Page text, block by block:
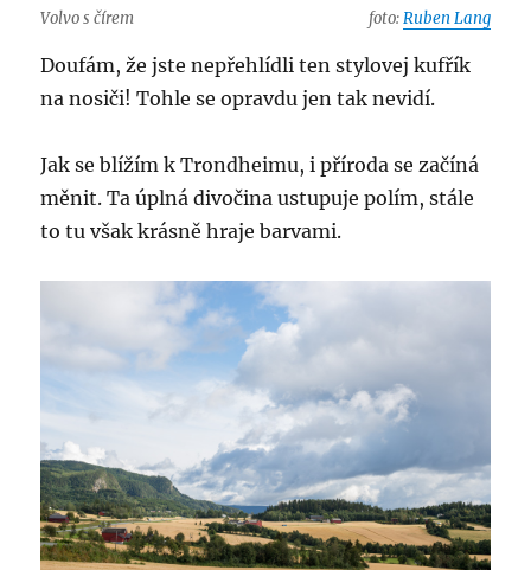
Volvo s čírem foto:Ruben Lang
Doufám, že jste nepřehlídli ten stylovej kufřík
na nosiči! Tohle se opravdu jen tak nevidí.
Jak se blížím k Trondheimu, i příroda se začíná
měnit. Ta úplná divočina ustupuje polím, stále
to tu však krásně hraje barvami.